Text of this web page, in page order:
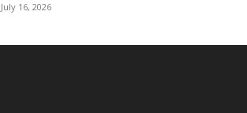
July 16, 2026